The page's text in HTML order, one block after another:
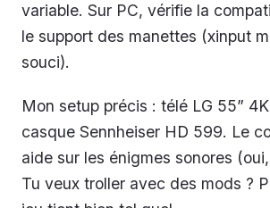
variable. Sur PC, vérifie la
le support des manettes (xinput
souci).
Mon setup précis : télé LG 55”
casque Sennheiser HD 599. Le
aide sur les énigmes sonores (oui,
Tu veux troller avec des mods ?